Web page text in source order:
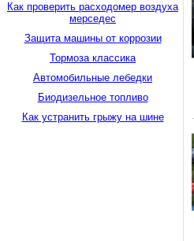
Как проверить расходомер воздуха
мерседес
Защита машины от коррозии
Тормоза классика
Автомобильные лебедки
Биодизельное топливо
Как устранить грыжу на шине